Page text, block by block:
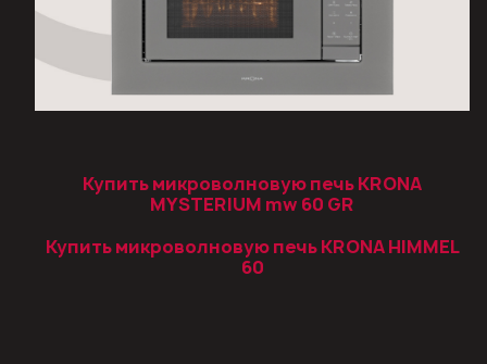
Купить микроволновую печь KRONA
MYSTERIUM mw 60 GR
Купить микроволновую печь KRONA HIMMEL
60